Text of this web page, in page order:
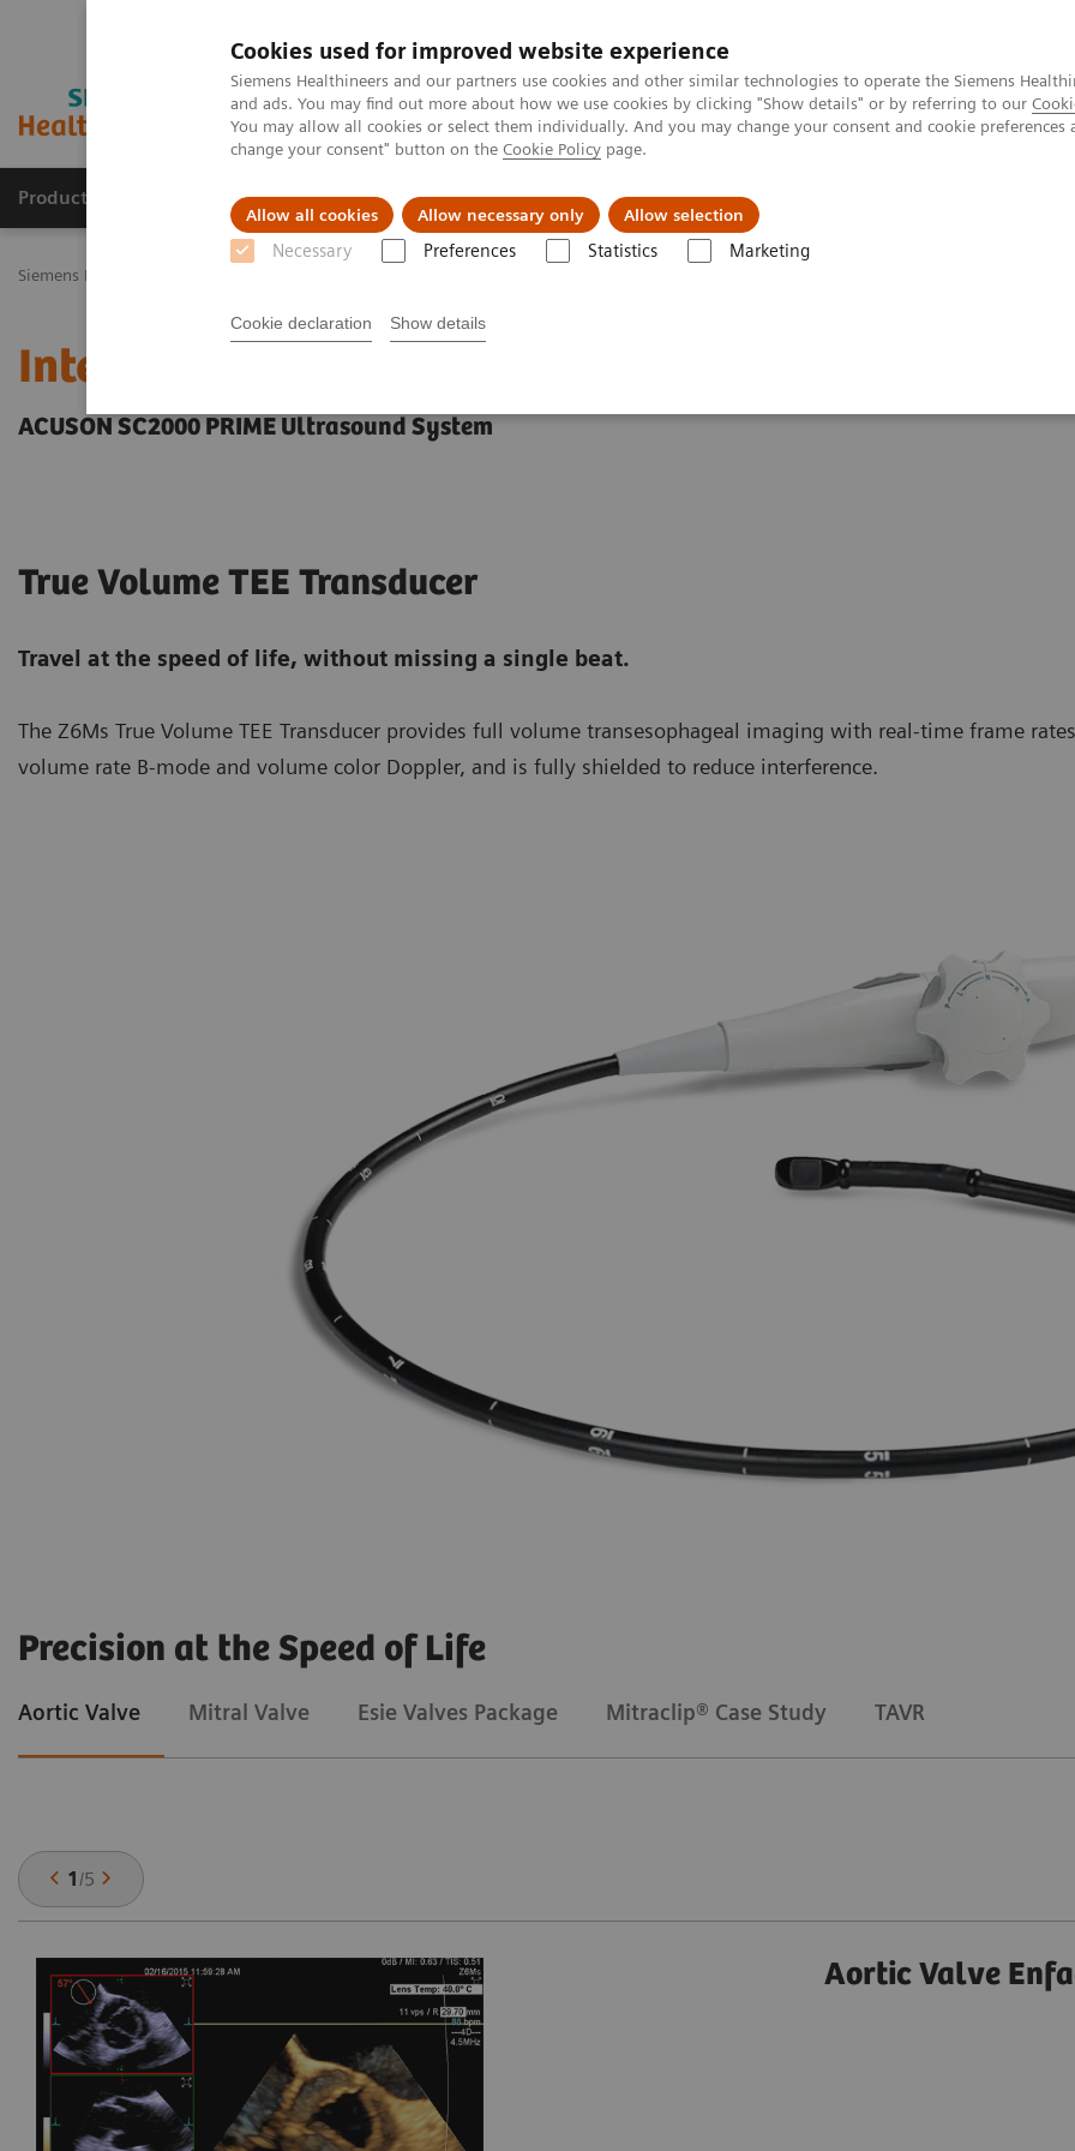
Cookies used for improved website experience
Siemens Healthineers and our partners use cookies and other similar technologies to operate the Siemens
and ads. You may find out more about how we use cookies by clicking "Show details" or by referring to our
You may allow all cookies or select them individually. And you may change your consent and cookie
change your consent" button on the Cookie Policy page.
Allow all cookies Allow necessary only Allow selection
Necessary Preferences Statistics Marketing
Cookie declaration Show details
Productos y servicios Especialidades Clínicas Servicios post venta
Siemens Healthineers Latinoamérica
Interactive Tour
ACUSON SC2000 PRIME Ultrasound System
True Volume TEE Transducer
Travel at the speed of life, without missing a single beat.
The Z6Ms True Volume TEE Transducer provides full volume transesophageal imaging with real-time frame
volume rate B-mode and volume color Doppler, and is fully shielded to reduce interference.
Precision at the Speed of Life
Aortic Valve Mitral Valve Esie Valves Package Mitraclip® Case Study TAVR
1/5
Aortic Valve